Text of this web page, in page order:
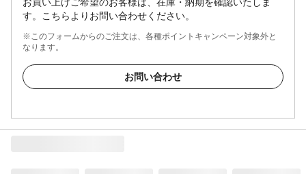
す。こちらよりお問い合わせください。
※このフォームからのご注文は、各種ポイントキャンペーン対象外と
なります。
お問い合わせ